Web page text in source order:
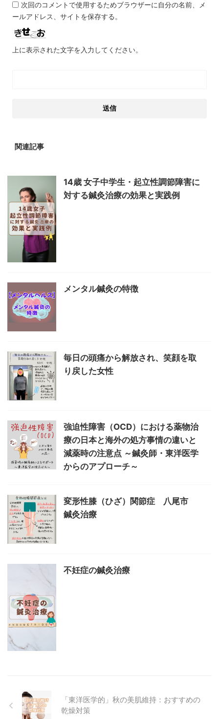
次回のコメントで使用するためブラウザーに自分の名前、メ
ールアドレス、サイトを保存する。
上に表示された文字を入力してください。
関連記事
14歳 女子中学生・起立性調節障害に
対する鍼灸治療の効果と実践例
メンタル鍼灸の特徴
毎日の頭痛から解放され、笑顔を取
り戻した女性
強迫性障害（OCD）における薬物治
療の日本と海外の処方事情の違いと
減薬時の注意点 ～鍼灸師・東洋医学
からのアプローチ～
変形性膝（ひざ）関節症 八尾市
鍼灸治療
不妊症の鍼灸治療
「東洋医学的」秋の美肌維持：おすすめの
乾燥対策